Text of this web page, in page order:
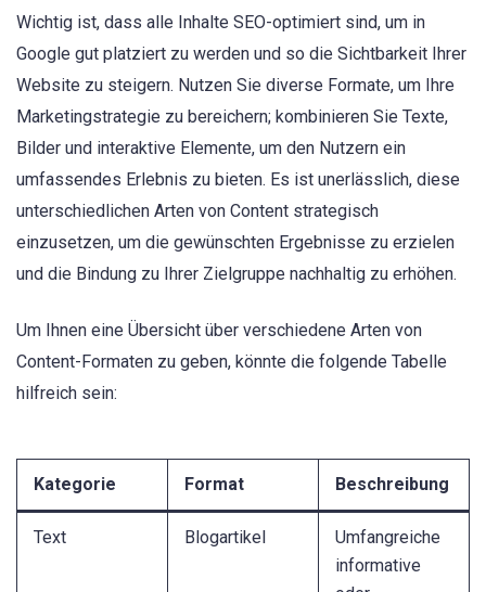
Wichtig ist, dass alle Inhalte SEO-optimiert sind, um in
Google gut platziert zu werden und so die Sichtbarkeit Ihrer
Website zu steigern. Nutzen Sie diverse Formate, um Ihre
Marketingstrategie zu bereichern; kombinieren Sie Texte,
Bilder und interaktive Elemente, um den Nutzern ein
umfassendes Erlebnis zu bieten. Es ist unerlässlich, diese
unterschiedlichen Arten von Content strategisch
einzusetzen, um die gewünschten Ergebnisse zu erzielen
und die Bindung zu Ihrer Zielgruppe nachhaltig zu erhöhen.
Um Ihnen eine Übersicht über verschiedene Arten von
Content-Formaten zu geben, könnte die folgende Tabelle
hilfreich sein:
Kategorie Format Beschreibung
Text Blogartikel
Umfangreiche
informative